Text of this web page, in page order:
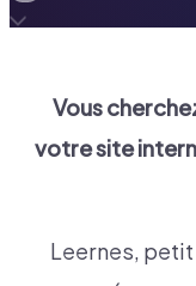
Vous
votre site
Leernes,